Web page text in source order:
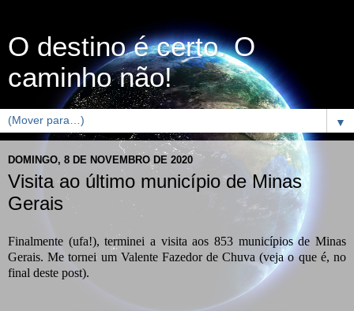
O destino é certo. O
caminho não!
▼
DOMINGO, 8 DE NOVEMBRO DE 2020
Visita ao último município de Minas
Gerais
Finalmente (ufa!), terminei a visita aos 853 municípios de Minas
Gerais. Me tornei um Valente Fazedor de Chuva (veja o que é, no
final deste post).